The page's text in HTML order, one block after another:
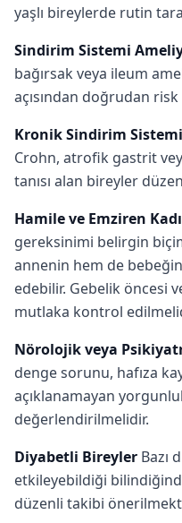
yaşlı bireylerde rutin
Sindirim Sistemi
bağırsak veya ileum
açısından doğrudan risk
Kronik Sindirim
Crohn, atrofik gastrit
tanısı alan bireyler
Hamile ve Emziren
gereksinimi belirgin
annenin hem de
edebilir. Gebelik öncesi
mutlaka kontrol
Nörolojik veya
denge sorunu, hafıza
açıklanamayan
değerlendirilmelidir.
Diyabetli Bireyler Bazı
etkileyebildiği
düzenli takibi